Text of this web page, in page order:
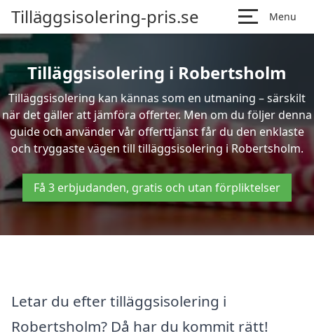
Tilläggsisolering-pris.se Menu
Tilläggsisolering i Robertsholm
Tilläggsisolering kan kännas som en utmaning – särskilt
när det gäller att jämföra offerter. Men om du följer denna
guide och använder vår offerttjänst får du den enklaste
och tryggaste vägen till tilläggsisolering i Robertsholm.
Få 3 erbjudanden, gratis och utan förpliktelser
Letar du efter tilläggsisolering i
Robertsholm? Då har du kommit rätt!